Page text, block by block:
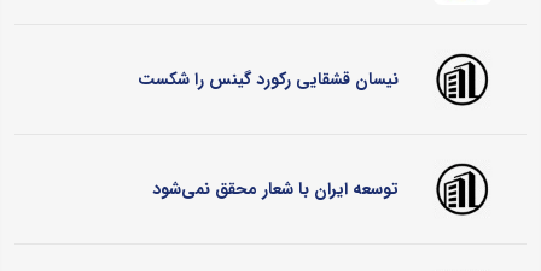
نیسان قشقایی رکورد گینس را شکست
توسعه ایران با شعار محقق نمی‌شود